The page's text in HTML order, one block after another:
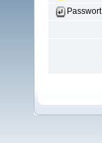
Passwort